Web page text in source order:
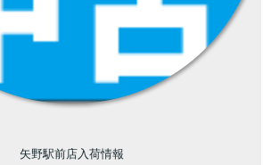
矢野駅前店入荷情報